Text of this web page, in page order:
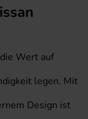
Wert auf
legen. Mit
Design ist